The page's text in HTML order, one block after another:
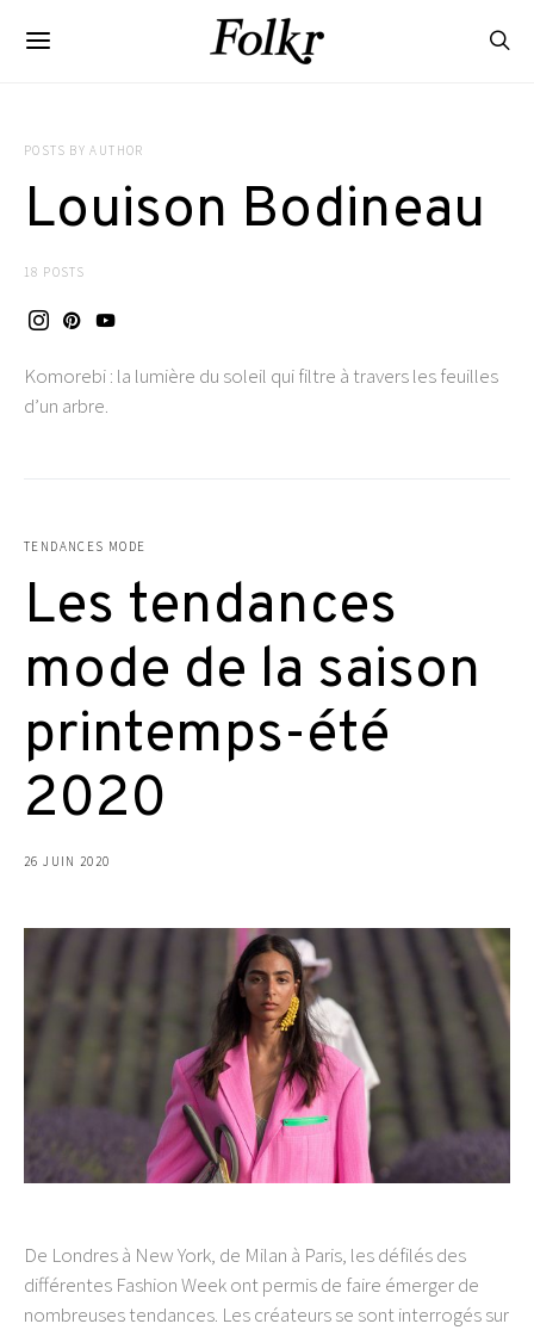
POSTS BY AUTHOR
Louison Bodineau
18 POSTS
Komorebi : la lumière du soleil qui filtre à travers les feuilles
d’un arbre.
TENDANCES MODE
Les tendances
mode de la saison
printemps-été
2020
26 JUIN 2020
De Londres à New York, de Milan à Paris, les défilés des
différentes Fashion Week ont permis de faire émerger de
nombreuses tendances. Les créateurs se sont interrogés sur